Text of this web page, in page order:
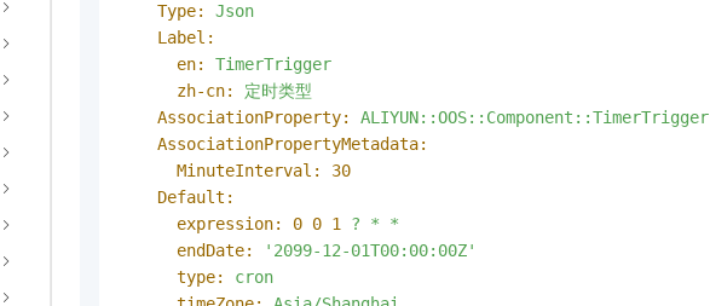
Type:
Json
Label:
en:
TimerTrigger
zh-cn:
定时类型
AssociationProperty:
ALIYUN::OOS::Component::TimerTrigger
AssociationPropertyMetadata:
MinuteInterval:
30
Default:
expression:
0 0 1 ? *
*
endDate:
'2099-12-01T00:00:00Z'
type:
cron